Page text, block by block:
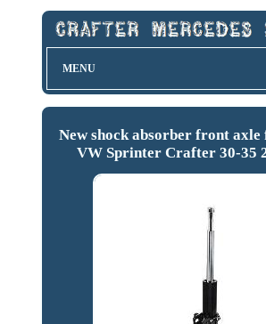
MENU
New shock absorber front axle
VW Sprinter Crafter 30-35